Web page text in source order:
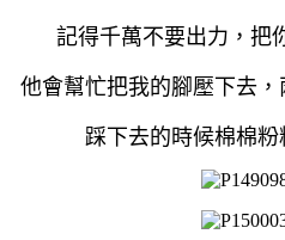
記得千萬不要出力，把
他會幫忙把我的腳壓下去
踩下去的時候棉棉粉